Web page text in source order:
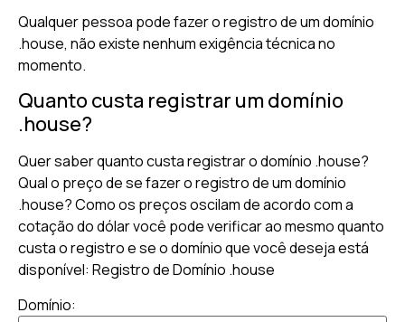
Qualquer pessoa pode fazer o registro de um domínio
.house, não existe nenhum exigência técnica no
momento.
Quanto custa registrar um domínio
.house?
Quer saber quanto custa registrar o domínio .house?
Qual o preço de se fazer o registro de um domínio
.house? Como os preços oscilam de acordo com a
cotação do dólar você pode verificar ao mesmo quanto
custa o registro e se o domínio que você deseja está
disponível: Registro de Domínio .house
Domínio: